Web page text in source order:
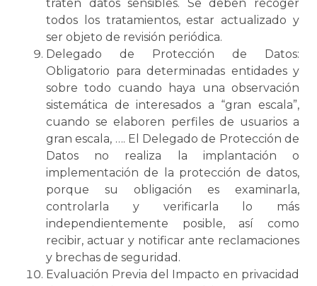
traten datos sensibles. Se deben recoger
todos los tratamientos, estar actualizado y
ser objeto de revisión periódica.
Delegado de Protección de Datos:
Obligatorio para determinadas entidades y
sobre todo cuando haya una observación
sistemática de interesados a “gran escala”,
cuando se elaboren perfiles de usuarios a
gran escala, …. El Delegado de Protección de
Datos no realiza la implantación o
implementación de la protección de datos,
porque su obligación es examinarla,
controlarla y verificarla lo más
independientemente posible, así como
recibir, actuar y notificar ante reclamaciones
y brechas de seguridad.
Evaluación Previa del Impacto en privacidad